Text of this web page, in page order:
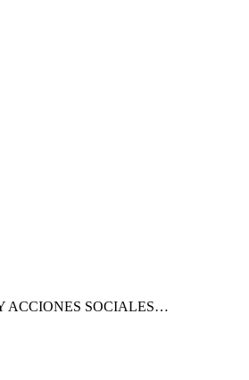
ACCIONES SOCIALES…